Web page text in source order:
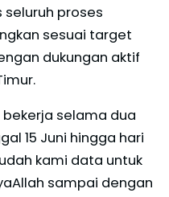
seluruh proses
sesuai target
dukungan aktif
selama dua
15 Juni hingga hari
kami data untuk
sampai dengan